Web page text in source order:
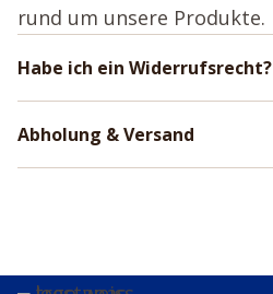
rund um unsere Produkte.
Habe ich ein Widerrufsrecht?
Abholung & Versand